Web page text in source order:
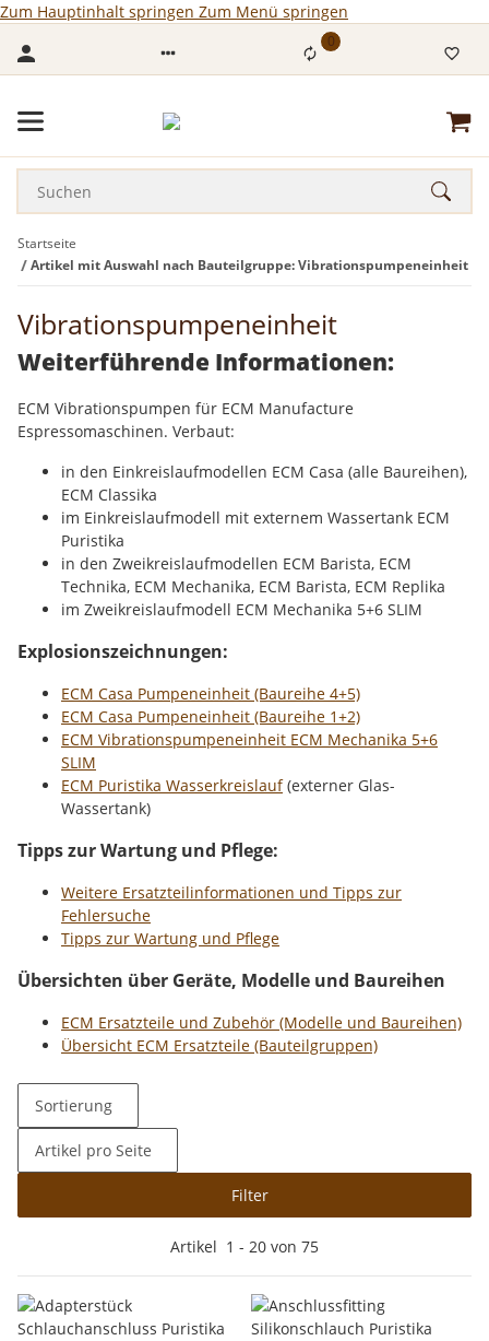
Zum Hauptinhalt springen Zum Menü springen
0
Startseite
Artikel mit Auswahl nach Bauteilgruppe: Vibrationspumpeneinheit
Vibrationspumpeneinheit
Weiterführende Informationen:
ECM Vibrationspumpen für ECM Manufacture
Espressomaschinen. Verbaut:
in den Einkreislaufmodellen ECM Casa (alle Baureihen),
ECM Classika
im Einkreislaufmodell mit externem Wassertank ECM
Puristika
in den Zweikreislaufmodellen ECM Barista, ECM
Technika, ECM Mechanika, ECM Barista, ECM Replika
im Zweikreislaufmodell ECM Mechanika 5+6 SLIM
Explosionszeichnungen:
ECM Casa Pumpeneinheit (Baureihe 4+5)
ECM Casa Pumpeneinheit (Baureihe 1+2)
ECM Vibrationspumpeneinheit ECM Mechanika 5+6
SLIM
ECM Puristika Wasserkreislauf(externer Glas-
Wassertank)
Tipps zur Wartung und Pflege:
Weitere Ersatzteilinformationen und Tipps zur
Fehlersuche
Tipps zur Wartung und Pflege
Übersichten über Geräte, Modelle und Baureihen
ECM Ersatzteile und Zubehör (Modelle und Baureihen)
Übersicht ECM Ersatzteile (Bauteilgruppen)
Filter
Sortierung
Artikel pro Seite
Artikel 1 - 20 von 75